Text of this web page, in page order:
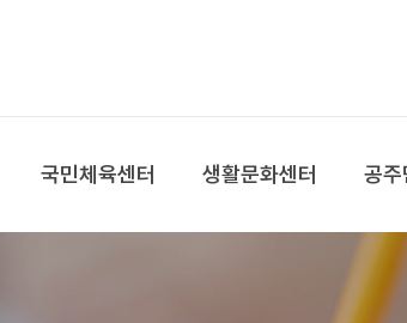
국민체육센터 생활문화센터 공주